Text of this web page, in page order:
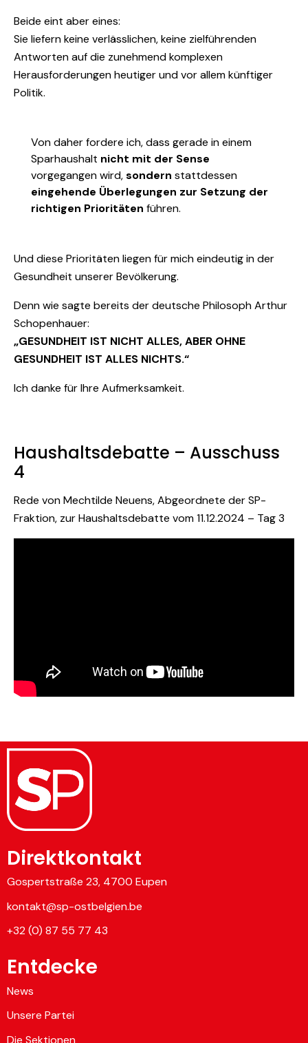
Beide eint aber eines:
Sie liefern keine verlässlichen, keine zielführenden
Antworten auf die zunehmend komplexen
Herausforderungen heutiger und vor allem künftiger
Politik.
Von daher fordere ich, dass gerade in einem
Sparhaushalt nicht mit der Sense
vorgegangen wird,sondern stattdessen
eingehende Überlegungen zur Setzung der
richtigen Prioritäten führen.
Und diese Prioritäten liegen für mich eindeutig in der
Gesundheit unserer Bevölkerung.
Denn wie sagte bereits der deutsche Philosoph Arthur
Schopenhauer:
„GESUNDHEIT IST NICHT ALLES, ABER OHNE
GESUNDHEIT IST ALLES NICHTS.“
Ich danke für Ihre Aufmerksamkeit.
Haushaltsdebatte – Ausschuss
4
Rede von Mechtilde Neuens, Abgeordnete der SP-
Fraktion, zur Haushaltsdebatte vom 11.12.2024 – Tag 3
Direktkontakt
Gospertstraße 23, 4700 Eupen
kontakt@sp-ostbelgien.be
+32 (0) 87 55 77 43
Entdecke
News
Unsere Partei
Die Sektionen